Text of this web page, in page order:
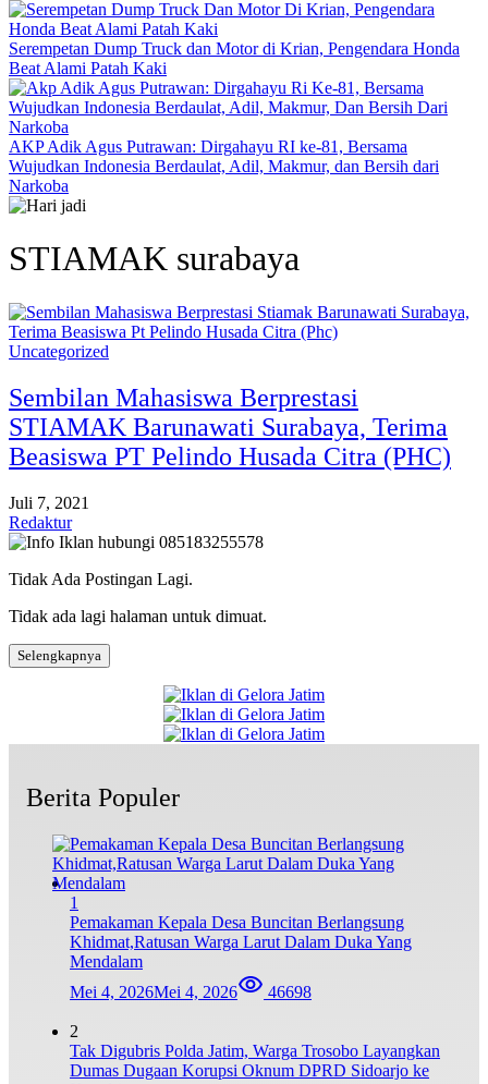
Serempetan Dump Truck dan Motor di Krian, Pengendara Honda
Beat Alami Patah Kaki
AKP Adik Agus Putrawan: Dirgahayu RI ke-81, Bersama
Wujudkan Indonesia Berdaulat, Adil, Makmur, dan Bersih dari
Narkoba
STIAMAK surabaya
Uncategorized
Sembilan Mahasiswa Berprestasi
STIAMAK Barunawati Surabaya, Terima
Beasiswa PT Pelindo Husada Citra (PHC)
Juli 7, 2021
Redaktur
Tidak Ada Postingan Lagi.
Tidak ada lagi halaman untuk dimuat.
Selengkapnya
Berita Populer
1
Pemakaman Kepala Desa Buncitan Berlangsung
Khidmat,Ratusan Warga Larut Dalam Duka Yang
Mendalam
Mei 4, 2026Mei 4, 2026 46698
2
Tak Digubris Polda Jatim, Warga Trosobo Layangkan
Dumas Dugaan Korupsi Oknum DPRD Sidoarjo ke